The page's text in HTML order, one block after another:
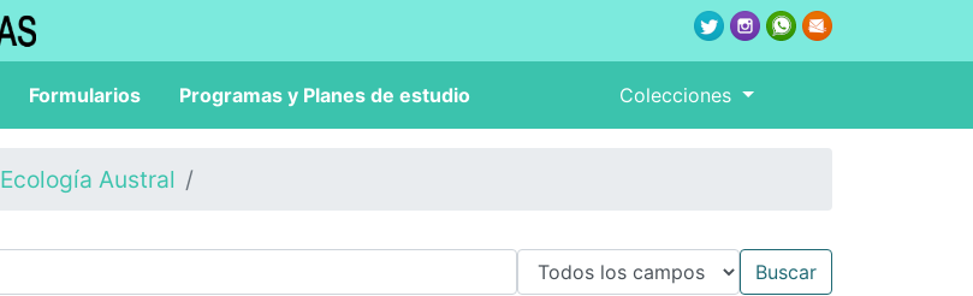
Formularios Programas y Planes de estudio Colecciones
Ecología Austral